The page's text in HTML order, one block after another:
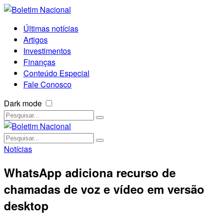
Últimas notícias
Artigos
Investimentos
Finanças
Conteúdo Especial
Fale Conosco
Dark mode
Notícias
WhatsApp adiciona recurso de
chamadas de voz e vídeo em versão
desktop